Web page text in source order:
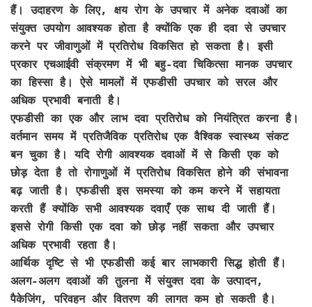
हैं। उदाहरण के लिए, क्षय रोग के उपचार में अनेक दवाओं का
संयुक्त उपयोग आवश्यक होता है क्योंकि एक ही दवा से उपचार
करने पर जीवाणुओं में प्रतिरोध विकसित हो सकता है। इसी
प्रकार एचआईवी संक्रमण में भी बहु-दवा चिकित्सा मानक उपचार
का हिस्सा है। ऐसे मामलों में एफडीसी उपचार को सरल और
अधिक प्रभावी बनाती है।
एफडीसी का एक और लाभ दवा प्रतिरोध को नियंत्रित करना है।
वर्तमान समय में प्रतिजैविक प्रतिरोध एक वैश्विक स्वास्थ्य संकट
बन चुका है। यदि रोगी आवश्यक दवाओं में से किसी एक को
छोड़ देता है तो रोगाणुओं में प्रतिरोध विकसित होने की संभावना
बढ़ जाती है। एफडीसी इस समस्या को कम करने में सहायता
करती हैं क्योंकि सभी आवश्यक दवाएँ एक साथ दी जाती हैं।
इससे रोगी किसी एक दवा को छोड़ नहीं सकता और उपचार
अधिक प्रभावी रहता है।
आर्थिक दृष्टि से भी एफडीसी कई बार लाभकारी सिद्ध होती हैं।
अलग-अलग दवाओं की तुलना में संयुक्त दवा के उत्पादन,
पैकेजिंग, परिवहन और वितरण की लागत कम हो सकती है।